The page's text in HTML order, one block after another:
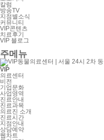
칼럼
방송TV
지점별소식
커뮤니티
VIP콘텐츠
치료후기
VIP 블로그
주메뉴
VIP
의료센터
비전
기업문화
사업영역
진료안내
진료과목
의료진 소개
진료시간
지점안내
상담예약
웹차트